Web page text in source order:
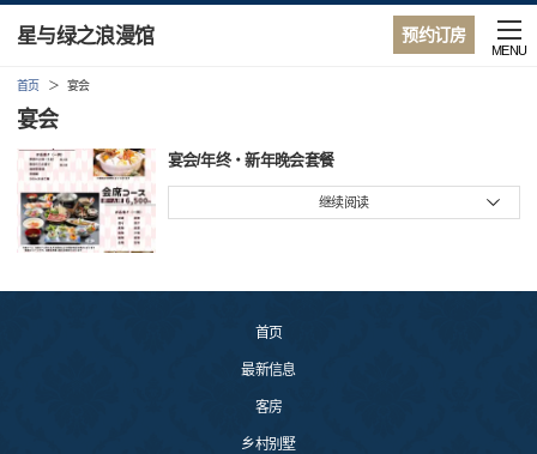
预约订房
星与绿之浪漫馆
MENU
首页 宴会
宴会
宴会/年终・新年晚会套餐
继续阅读
首页
最新信息
客房
乡村别墅